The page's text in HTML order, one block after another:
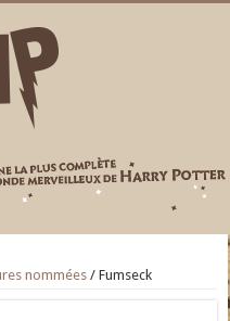
nommées / Fumseck